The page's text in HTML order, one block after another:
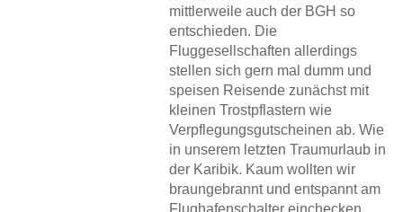
mittlerweile auch der BGH so
entschieden. Die
Fluggesellschaften allerdings
stellen sich gern mal dumm und
speisen Reisende zunächst mit
kleinen Trostpflastern wie
Verpflegungsgutscheinen ab. Wie
in unserem letzten Traumurlaub in
der Karibik. Kaum wollten wir
braungebrannt und entspannt am
Flughafenschalter einchecken,